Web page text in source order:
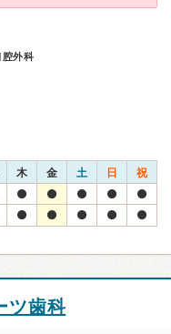
外科
木 金 土 日 祝
ツ歯科